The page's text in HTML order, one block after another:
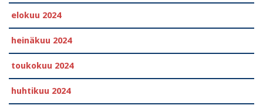
elokuu 2024
heinäkuu 2024
toukokuu 2024
huhtikuu 2024